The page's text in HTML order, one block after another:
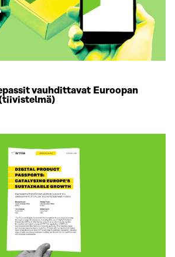
vauhdittavat Euroopan
(tiivistelmä)